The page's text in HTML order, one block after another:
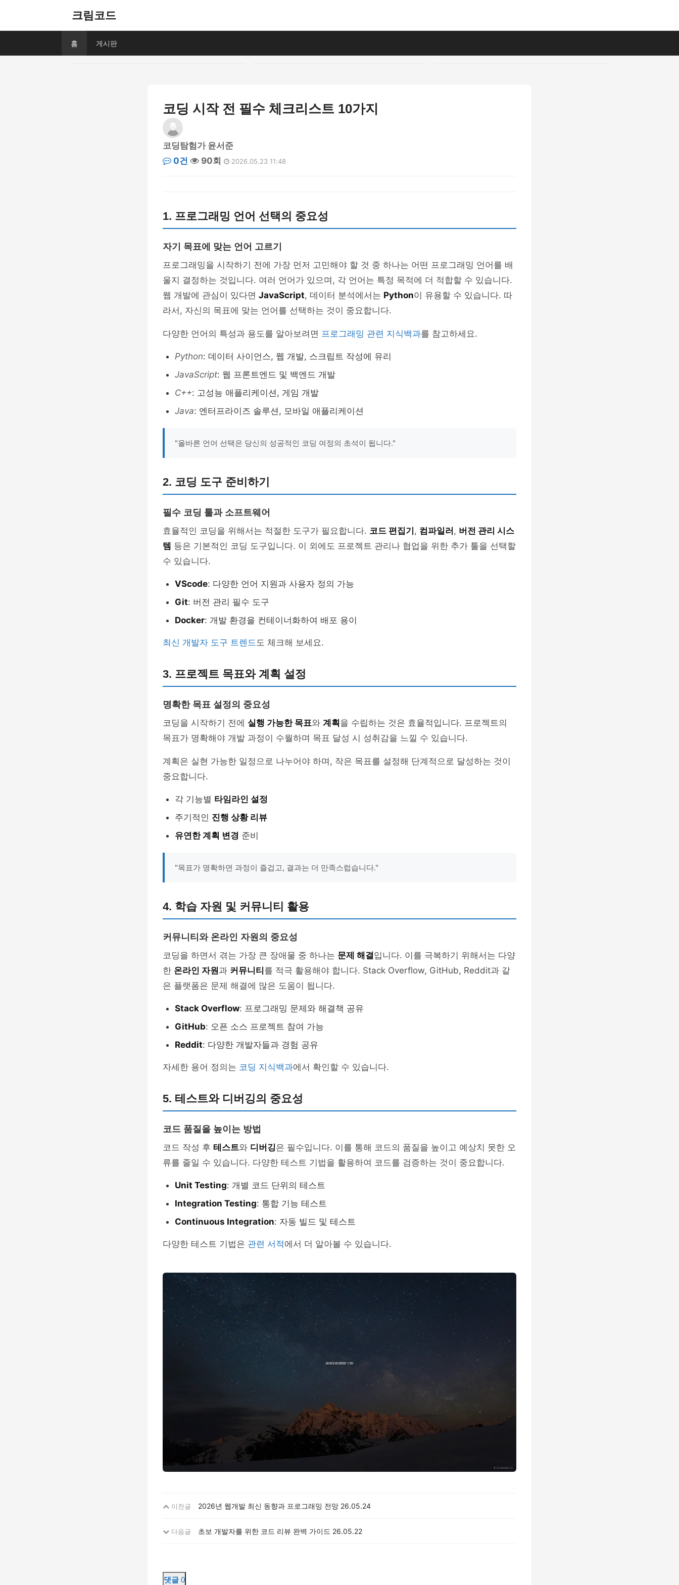
크림코드
홈 게시판
코딩 시작 전 필수 체크리스트 10가지
코딩탐험가 윤서준
0건
90회 2026.05.23 11:48
1. 프로그래밍 언어 선택의 중요성
자기 목표에 맞는 언어 고르기
프로그래밍을 시작하기 전에 가장 먼저 고민해야 할 것 중 하나는 어떤 프로그래밍 언어를 배
울지 결정하는 것입니다. 여러 언어가 있으며, 각 언어는 특정 목적에 더 적합할 수 있습니다.
웹 개발에 관심이 있다면 JavaScript, 데이터 분석에서는 Python이 유용할 수 있습니다. 따
라서, 자신의 목표에 맞는 언어를 선택하는 것이 중요합니다.
다양한 언어의 특성과 용도를 알아보려면 프로그래밍 관련 지식백과를 참고하세요.
Python: 데이터 사이언스, 웹 개발, 스크립트 작성에 유리
JavaScript: 웹 프론트엔드 및 백엔드 개발
C++: 고성능 애플리케이션, 게임 개발
Java: 엔터프라이즈 솔루션, 모바일 애플리케이션
"올바른 언어 선택은 당신의 성공적인 코딩 여정의 초석이 됩니다."
2. 코딩 도구 준비하기
필수 코딩 툴과 소프트웨어
효율적인 코딩을 위해서는 적절한 도구가 필요합니다. 코드 편집기 , 컴파일러 , 버전 관리 시스
템 등은 기본적인 코딩 도구입니다. 이 외에도 프로젝트 관리나 협업을 위한 추가 툴을 선택할
수 있습니다.
VScode: 다양한 언어 지원과 사용자 정의 가능
Git: 버전 관리 필수 도구
Docker: 개발 환경을 컨테이너화하여 배포 용이
최신 개발자 도구 트렌드도 체크해 보세요.
3. 프로젝트 목표와 계획 설정
명확한 목표 설정의 중요성
코딩을 시작하기 전에 실행 가능한 목표와 계획 을 수립하는 것은 효율적입니다. 프로젝트의
목표가 명확해야 개발 과정이 수월하며 목표 달성 시 성취감을 느낄 수 있습니다.
계획은 실현 가능한 일정으로 나누어야 하며, 작은 목표를 설정해 단계적으로 달성하는 것이
중요합니다.
각 기능별 타임라인 설정
주기적인 진행 상황 리뷰
유연한 계획 변경 준비
"목표가 명확하면 과정이 즐겁고, 결과는 더 만족스럽습니다."
4. 학습 자원 및 커뮤니티 활용
커뮤니티와 온라인 자원의 중요성
코딩을 하면서 겪는 가장 큰 장애물 중 하나는 문제 해결입니다. 이를 극복하기 위해서는 다양
한 온라인 자원과 커뮤니티 를 적극 활용해야 합니다. Stack Overflow, GitHub, Reddit과 같
은 플랫폼은 문제 해결에 많은 도움이 됩니다.
Stack Overflow: 프로그래밍 문제와 해결책 공유
GitHub: 오픈 소스 프로젝트 참여 가능
Reddit: 다양한 개발자들과 경험 공유
자세한 용어 정의는 코딩 지식백과에서 확인할 수 있습니다.
5. 테스트와 디버깅의 중요성
코드 품질을 높이는 방법
코드 작성 후 테스트와 디버깅은 필수입니다. 이를 통해 코드의 품질을 높이고 예상치 못한 오
류를 줄일 수 있습니다. 다양한 테스트 기법을 활용하여 코드를 검증하는 것이 중요합니다.
Unit Testing: 개별 코드 단위의 테스트
Integration Testing: 통합 기능 테스트
Continuous Integration: 자동 빌드 및 테스트
다양한 테스트 기법은 관련 서적에서 더 알아볼 수 있습니다.
이전글 2026년 웹개발 최신 동향과 프로그래밍 전망 26.05.24
다음글 초보 개발자를 위한 코드 리뷰 완벽 가이드 26.05.22
댓글 0